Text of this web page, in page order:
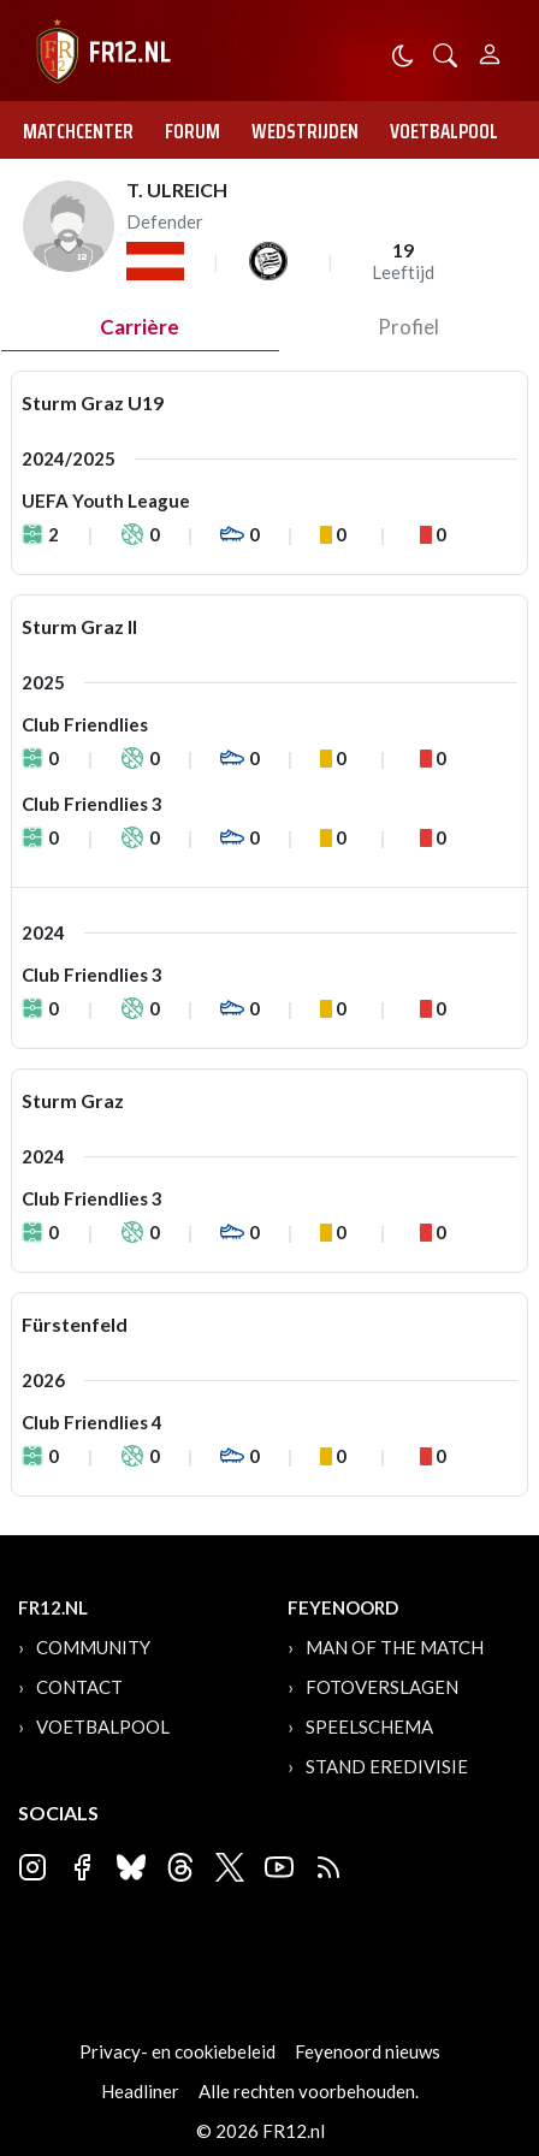
MATCHCENTER FORUM WEDSTRIJDEN VOETBALPOOL
T. ULREICH
Defender
19
Leeftijd
Carrière Profiel
Sturm Graz U19
2024/2025
UEFA Youth League
2
0 0 0 0
Sturm Graz II
2025
Club Friendlies
0
0 0 0 0
Club Friendlies 3
0
0 0 0 0
2024
Club Friendlies 3
0
0 0 0 0
Sturm Graz
2024
Club Friendlies 3
0
0 0 0 0
Fürstenfeld
2026
Club Friendlies 4
0
0 0 0 0
FR12.NL
COMMUNITY
CONTACT
VOETBALPOOL
FEYENOORD
MAN OF THE MATCH
FOTOVERSLAGEN
SPEELSCHEMA
STAND EREDIVISIE
SOCIALS
Privacy- en cookiebeleid
Feyenoord nieuws
Headliner
Alle rechten voorbehouden.
© 2026 FR12.nl